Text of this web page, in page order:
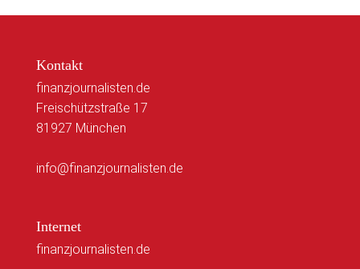
Kontakt
finanzjournalisten.de
Freischützstraße 17
81927 München
info@finanzjournalisten.de
Internet
finanzjournalisten.de